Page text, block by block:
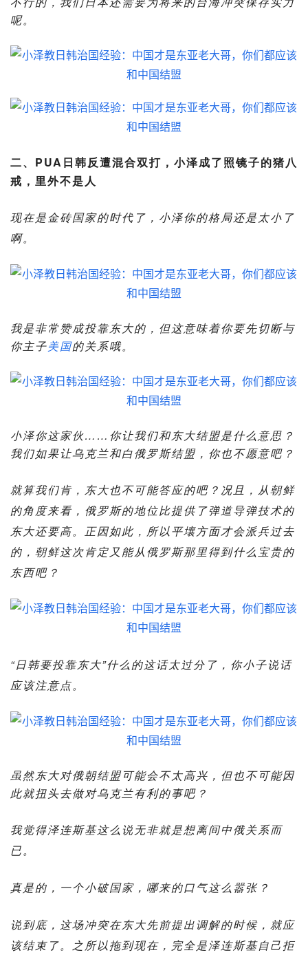
呢。
二、PUA日韩反遭混合双打，小泽成了照镜子的猪八
戒，里外不是人
现在是金砖国家的时代了，小泽你的格局还是太小了
啊。
我是非常赞成投靠东大的，但这意味着你要先切断与
你主子美国的关系哦。
小泽你这家伙……你让我们和东大结盟是什么意思？
我们如果让乌克兰和白俄罗斯结盟，你也不愿意吧？
就算我们肯，东大也不可能答应的吧？况且，从朝鲜
的角度来看，俄罗斯的地位比提供了弹道导弹技术的
东大还要高。正因如此，所以平壤方面才会派兵过去
的，朝鲜这次肯定又能从俄罗斯那里得到什么宝贵的
东西吧？
“日韩要投靠东大”什么的这话太过分了，你小子说话
应该注意点。
虽然东大对俄朝结盟可能会不太高兴，但也不可能因
此就扭头去做对乌克兰有利的事吧？
我觉得泽连斯基这么说无非就是想离间中俄关系而
已。
真是的，一个小破国家，哪来的口气这么嚣张？
说到底，这场冲突在东大先前提出调解的时候，就应
该结束了。之所以拖到现在，完全是泽连斯基自己拒